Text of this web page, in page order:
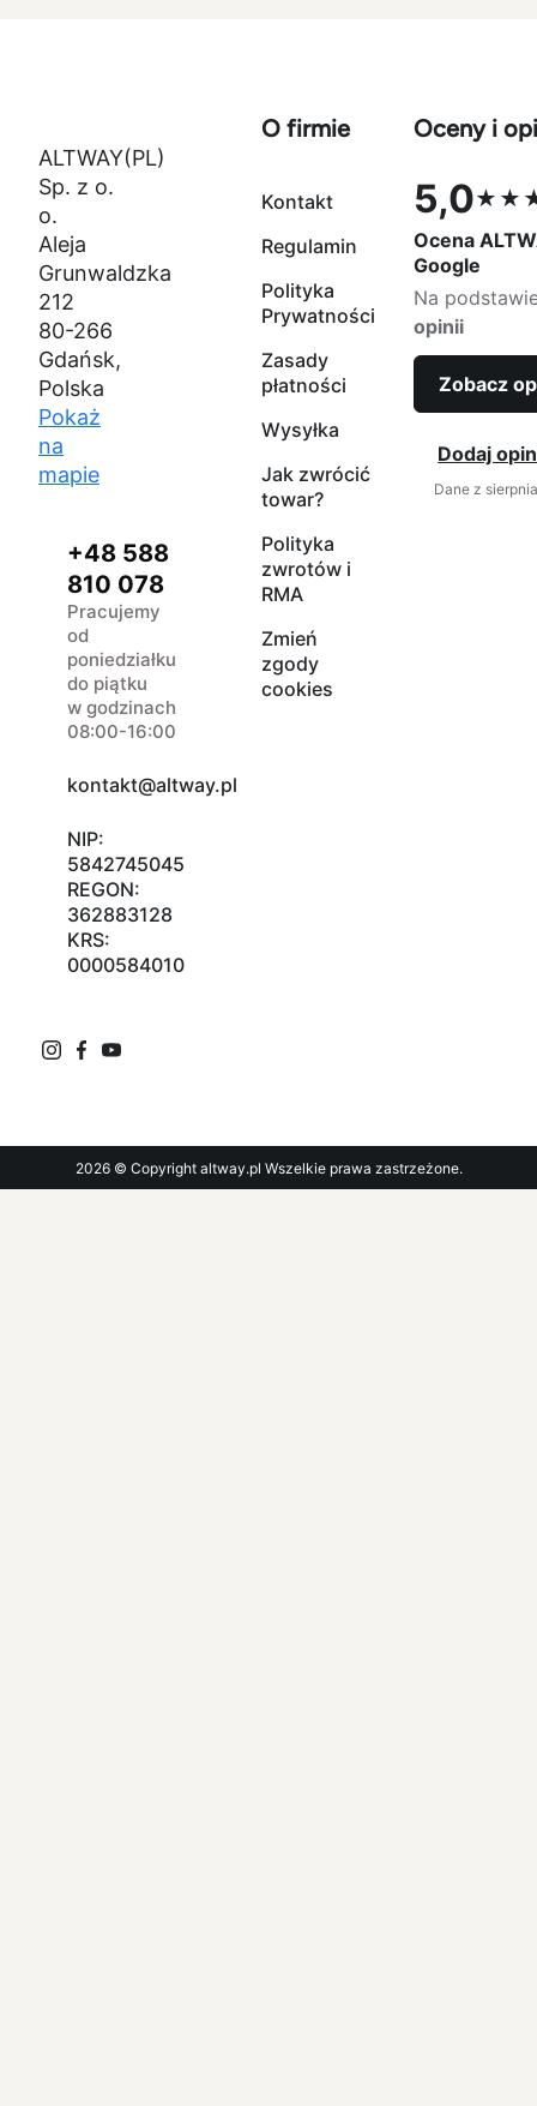
ALTWAY(PL)
Sp. z o.
o.
Aleja
Grunwaldzka
212
80-266
Gdańsk,
Polska
Pokaż
na
mapie
+48 588
810 078
Pracujemy
od
poniedziałku
do piątku
w godzinach
08:00-16:00
kontakt@altway.pl
NIP:
5842745045
REGON:
362883128
KRS:
0000584010
O firmie
Kontakt
Regulamin
Polityka
Prywatności
Zasady
płatności
Wysyłka
Jak zwrócić
towar?
Polityka
zwrotów i
RMA
Zmień
zgody
cookies
Oceny i
5,0
Ocena 5,0
Ocena
Google
Na
opinii
Zobacz
Dodaj
Dane z